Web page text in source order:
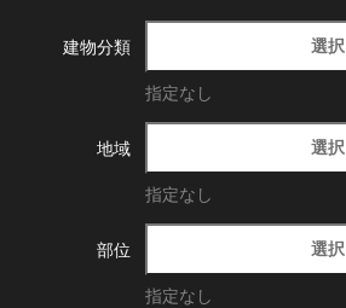
建物分類 選択
指定なし
地域 選択
指定なし
部位 選択
指定なし